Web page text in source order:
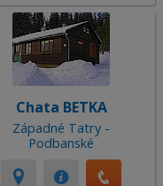
Chata BETKA
Západné Tatry -
Podbanské